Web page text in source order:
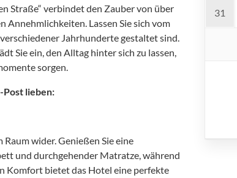
Straße“ verbindet den Zauber von über
Annehmlichkeiten. Lassen Sie sich vom
Jahrhunderte gestaltet sind.
Sie ein, den Alltag hinter sich zu lassen,
sorgen.
Post lieben:
wider. Genießen Sie eine
und durchgehender Matratze, während
Komfort bietet das Hotel eine perfekte
31